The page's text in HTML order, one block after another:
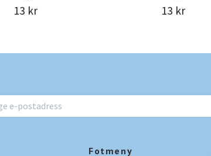
13 kr 13 kr
Fotmeny